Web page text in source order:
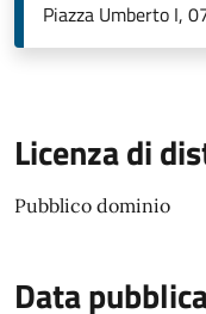
Piazza Umberto I,
Licenza di
Pubblico dominio
Data